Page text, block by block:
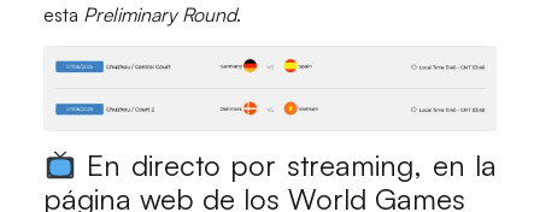
esta Preliminary Round.
En directo por streaming, en la
página web de los World Games